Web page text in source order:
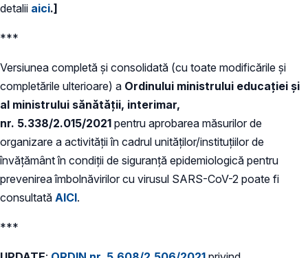
detalii aici.]
***
Versiunea completă și consolidată (cu toate modificările și
completările ulterioare) a Ordinului ministrului educației și
al ministrului sănătății, interimar,
nr. 5.338/2.015/2021 pentru aprobarea măsurilor de
organizare a activității în cadrul unităților/instituțiilor de
învățământ în condiții de siguranță epidemiologică pentru
prevenirea îmbolnăvirilor cu virusul SARS-CoV-2 poate fi
consultată AICI.
***